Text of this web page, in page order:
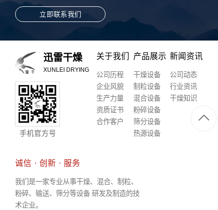
立即联系我们
迅雷干燥
XUNLEI DRYING
手机官方号
关于我们
公司历程
企业风貌
生产力量
资质证书
合作客户
产品展示
干燥设备
制粒设备
混合设备
粉碎设备
筛分设备
热源设备
新闻资讯
公司动态
行业资讯
干燥知识
诚信 · 创新 · 服务
我们是一家专业从事干燥、混合、制粒、
粉碎、输送、筛分等设备 研发及制造的技
术企业。